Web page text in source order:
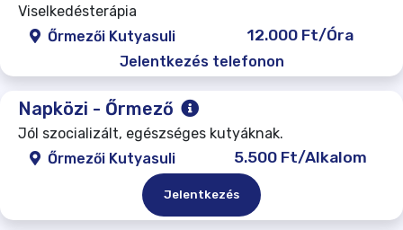
Viselkedésterápia
Őrmezői Kutyasuli
12.000 Ft/Óra
Jelentkezés telefonon
Napközi - Őrmező
Jól szocializált, egészséges kutyáknak.
Őrmezői Kutyasuli
5.500 Ft/Alkalom
Jelentkezés